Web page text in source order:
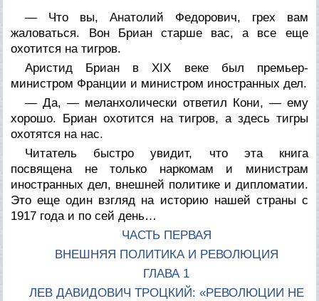
— Что вы, Анатолий Федорович, грех вам
жаловаться. Вон Бриан старше вас, а все еще
охотится на тигров.
Аристид Бриан в XIX веке был премьер-
министром Франции и министром иностранных дел.
— Да, — меланхолически ответил Кони, — ему
хорошо. Бриан охотится на тигров, а здесь тигры
охотятся на нас.
Читатель быстро увидит, что эта книга
посвящена не только наркомам и министрам
иностранных дел, внешней политике и дипломатии.
Это еще один взгляд на историю нашей страны с
1917 года и по сей день…
ЧАСТЬ ПЕРВАЯ
ВНЕШНЯЯ ПОЛИТИКА И РЕВОЛЮЦИЯ
ГЛАВА 1
ЛЕВ ДАВИДОВИЧ ТРОЦКИЙ: «РЕВОЛЮЦИИ НЕ